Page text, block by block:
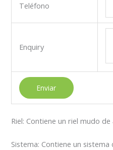
Teléfono
Enquiry
Riel: Contiene un riel mudo
Sistema: Contiene un